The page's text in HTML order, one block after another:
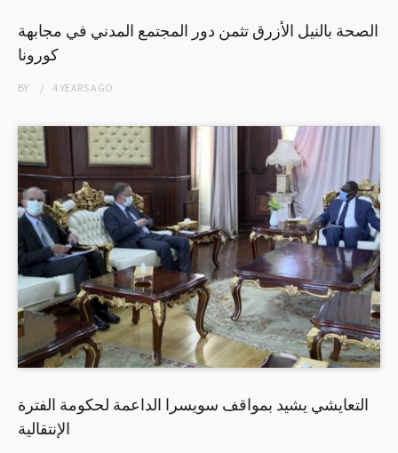
الصحة بالنيل الأزرق تثمن دور المجتمع المدني في مجابهة
كورونا
BY 4 YEARSAGO
التعايشي يشيد بمواقف سويسرا الداعمة لحكومة الفترة
الإنتقالية